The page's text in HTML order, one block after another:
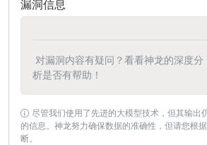
漏洞信息
对漏洞内容有疑问？看看神龙的深度分
析是否有帮助！
尽管我们使用了先进的大模型技术，但其输出
的信息。神龙努力确保数据的准确性，但请您根
断。